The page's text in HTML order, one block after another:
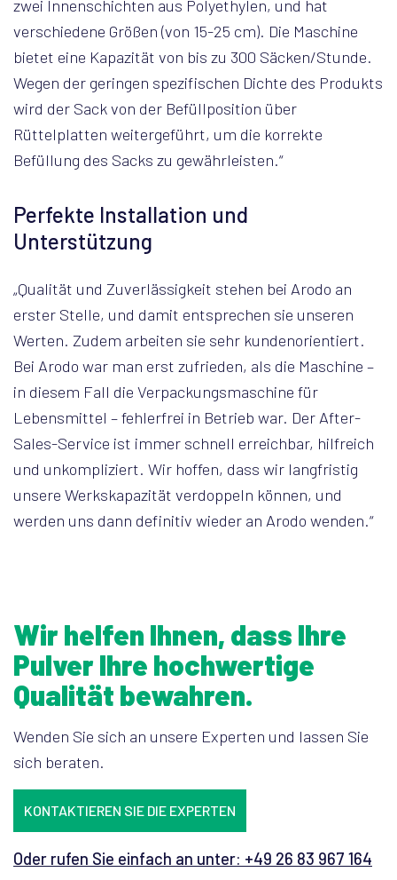
zwei Innenschichten aus Polyethylen, und hat
verschiedene Größen (von 15-25 cm). Die Maschine
bietet eine Kapazität von bis zu 300 Säcken/Stunde.
Wegen der geringen spezifischen Dichte des Produkts
wird der Sack von der Befüllposition über
Rüttelplatten weitergeführt, um die korrekte
Befüllung des Sacks zu gewährleisten.“
Perfekte Installation und
Unterstützung
„Qualität und Zuverlässigkeit stehen bei Arodo an
erster Stelle, und damit entsprechen sie unseren
Werten. Zudem arbeiten sie sehr kundenorientiert.
Bei Arodo war man erst zufrieden, als die Maschine –
in diesem Fall die Verpackungsmaschine für
Lebensmittel – fehlerfrei in Betrieb war. Der After-
Sales-Service ist immer schnell erreichbar, hilfreich
und unkompliziert. Wir hoffen, dass wir langfristig
unsere Werkskapazität verdoppeln können, und
werden uns dann definitiv wieder an Arodo wenden.“
Wir helfen Ihnen, dass Ihre
Pulver Ihre hochwertige
Qualität bewahren.
Wenden Sie sich an unsere Experten und lassen Sie
sich beraten.
KONTAKTIEREN SIE DIE EXPERTEN
Oder rufen Sie einfach an unter: +49 26 83 967 164